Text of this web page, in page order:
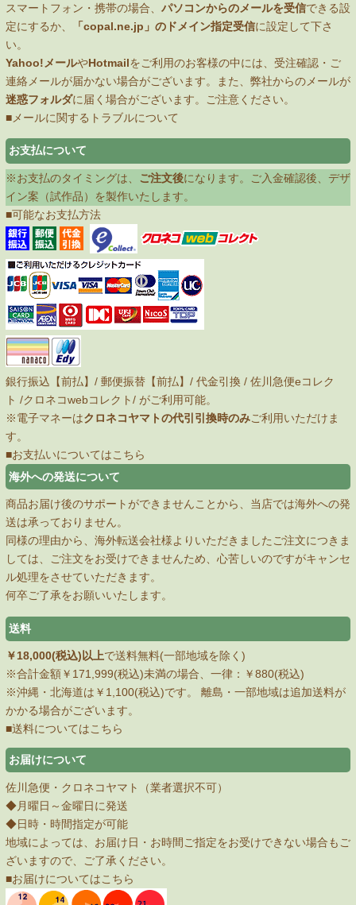
スマートフォン・携帯の場合、 パソコンからのメールを受信できる設
定にするか、
「copal.ne.jp」のドメイン指定受信に設定して下さ
い。
Yahoo!メールやHotmailをご利用のお客様の中には、受注確認・ご
連絡メールが届かない場合がございます。また、弊社からのメールが
迷惑フォルダに届く場合がございます。ご注意ください。
■メールに関するトラブルについて
お支払について
※お支払のタイミングは、 ご注文後になります。ご入金確認後、デザ
イン案（試作品）を製作いたします。
■可能なお支払方法
銀行振込【前払】/ 郵便振替【前払】/ 代金引換 / 佐川急便eコレク
ト /クロネコwebコレクト/ がご利用可能。
※電子マネーはクロネコヤマトの代引引換時のみご利用いただけま
す。
■お支払いについてはこちら
海外への発送について
商品お届け後のサポートができませんことから、当店では海外への発
送は承っておりません。
同様の理由から、海外転送会社様よりいただきましたご注文につきま
しては、ご注文をお受けできませんため、心苦しいのですがキャンセ
ル処理をさせていただきます。
何卒ご了承をお願いいたします。
送料
￥18,000(税込)以上で送料無料(一部地域を除く)
※合計金額￥171,999(税込)未満の場合、一律：￥880(税込)
※沖縄・北海道は￥1,100(税込)です。 離島・一部地域は追加送料が
かかる場合がございます。
■送料についてはこちら
お届けについて
佐川急便・クロネコヤマト（業者選択不可）
◆月曜日～金曜日に発送
◆日時・時間指定が可能
地域によっては、お届け日・お時間ご指定をお受けできない場合もご
ざいますので、ご了承ください。
■お届けについてはこちら